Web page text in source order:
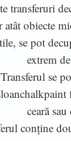
transferuri
atât obiecte
se pot
extrem
Transferul se
ceară
conține